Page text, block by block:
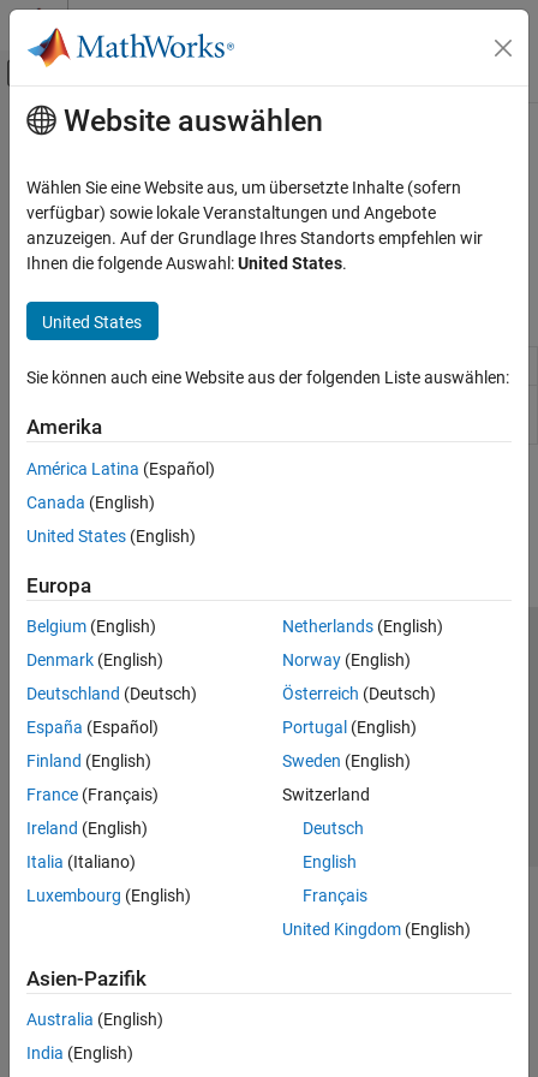
Weiter zum Inhalt
Umschaltung für Off-Canvas-
Startseite der Dokumentation
Simscape Fluids
Gas Library
Actuators
Valves and Orifices
Hauptinhalt
Pipes and Fittings
Conduits for fluid transport
Use these blocks to model pipe flow and resistances in the gas
domain.
Simscape Blocks
(G)
Website auswählen
Wählen Sie eine Website aus, um übersetzte Inhalte (sofern
verfügbar) sowie lokale Veranstaltungen und Angebote
anzuzeigen. Auf der Grundlage Ihres Standorts empfehlen wir
Ihnen die folgende Auswahl:United States.
United States
Sie können auch eine Website aus der folgenden Liste auswählen:
Amerika
América Latina (Español)
Canada (English)
United States (English)
Europa
Belgium (English)
Denmark (English)
Deutschland (Deutsch)
España (Español)
Finland (English)
France (Français)
Ireland (English)
Italia (Italiano)
Luxembourg (English)
Netherlands(English)
Norway(English)
Österreich (Deutsch)
Portugal (English)
Sweden (English)
Switzerland
Deutsch
English
Français
United Kingdom(English)
Asien-Pazifik
Australia (English)
India (English)
Trust Center
Datenschutz-Richtlinien
Datendiebstahl verhindern
Status von Anwendungen
© 1994-2026 The MathWorks, Inc.